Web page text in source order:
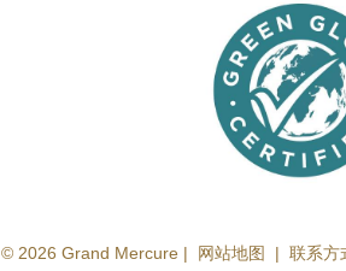
© 2026 Grand Mercure | 网站地图 | 联系方